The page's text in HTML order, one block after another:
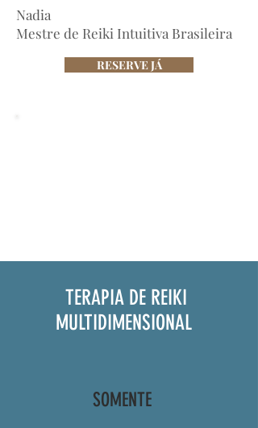
Nadia
Mestre de Reiki Intuitiva Brasileira
RESERVE JÁ
TERAPIA DE REIKI
MULTIDIMENSIONAL
SOMENTE